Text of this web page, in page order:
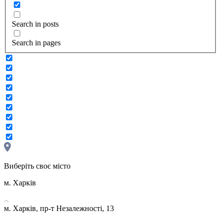
Search in posts
Search in pages
Виберіть своє місто
м. Харків
м. Харків, пр-т Незалежності, 13